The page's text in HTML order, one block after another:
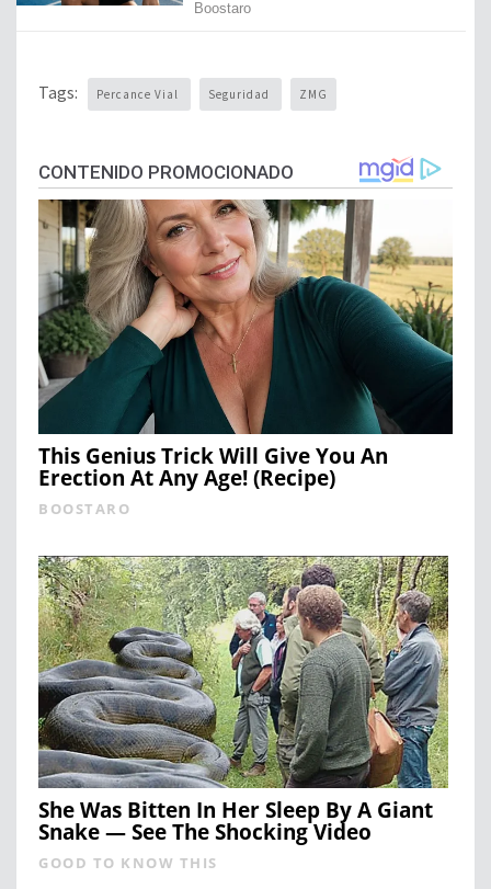
Tags: Percance Vial Seguridad ZMG
CONTENIDO PROMOCIONADO
This Genius Trick Will Give You An
Erection At Any Age! (Recipe)
BOOSTARO
She Was Bitten In Her Sleep By A Giant
Snake — See The Shocking Video
GOOD TO KNOW THIS